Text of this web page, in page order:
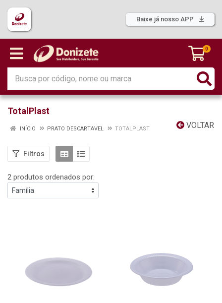
Baixe já nosso APP
0
TotalPlast
VOLTAR
INÍCIO PRATO DESCARTAVEL TOTALPLAST
Filtros
2 produtos ordenados por: